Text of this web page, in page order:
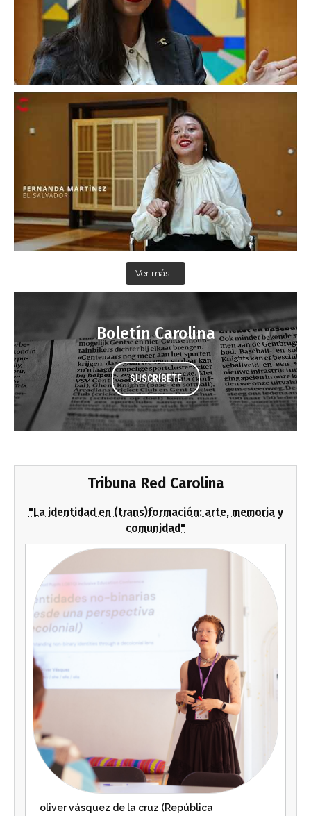
Ver más...
Boletín Carolina
SUSCRÍBETE
Tribuna Red Carolina
"La identidad en (trans)formación: arte, memoria y
comunidad"
oliver vásquez de la cruz (República